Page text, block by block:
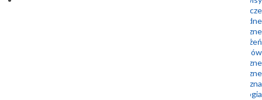
Służba Geologiczna – Prawo geologiczne i górnicze
Służba Geologiczna – Prawo wodne
Centralne Archiwum Geologiczne
Centrum Geozagrożeń
Geologia dla samorządów
Wydawnictwa geologiczne
Muzeum Geologiczne
Biblioteka geologiczna
Portal Geologia